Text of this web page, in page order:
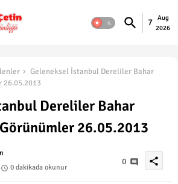
7
Aug
2026
Geleneksel İstanbul Dereliler Bahar
26.05.2013
Dereliler Bahar
26.05.2013
0 dakikada okunur
0 share